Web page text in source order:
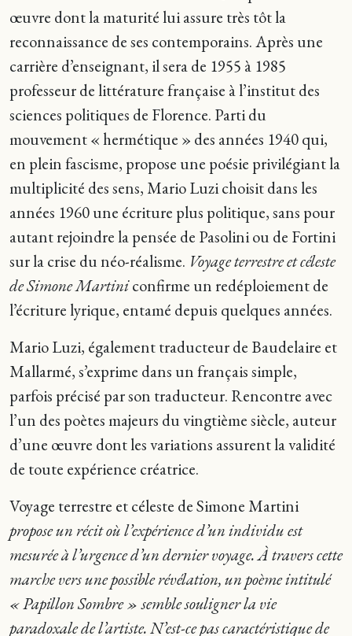
œuvre dont la maturité lui assure très tôt la
reconnaissance de ses contemporains. Après une
carrière d’enseignant, il sera de 1955 à 1985
professeur de littérature française à l’institut des
sciences politiques de Florence. Parti du
mouvement « hermétique » des années 1940 qui,
en plein fascisme, propose une poésie privilégiant la
multiplicité des sens, Mario Luzi choisit dans les
années 1960 une écriture plus politique, sans pour
autant rejoindre la pensée de Pasolini ou de Fortini
sur la crise du néo-réalisme. Voyage terrestre et céleste
de Simone Martiniconfirme un redéploiement de
l’écriture lyrique, entamé depuis quelques années.
Mario Luzi, également traducteur de Baudelaire et
Mallarmé, s’exprime dans un français simple,
parfois précisé par son traducteur. Rencontre avec
l’un des poètes majeurs du vingtième siècle, auteur
d’une œuvre dont les variations assurent la validité
de toute expérience créatrice.
Voyage terrestre et céleste de Simone Martini
propose un récit où l’expérience d’un individu est
mesurée à l’urgence d’un dernier voyage. À travers cette
marche vers une possible révélation, un poème intitulé
« Papillon Sombre » semble souligner la vie
paradoxale de l’artiste. N’est-ce pas caractéristique de